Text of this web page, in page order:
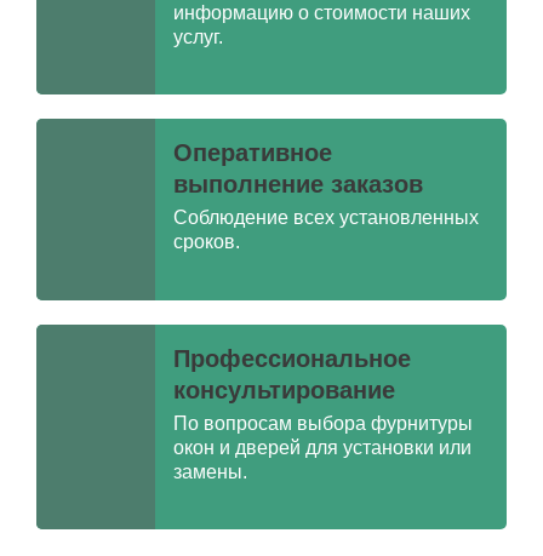
информацию о стоимости наших
услуг.
Оперативное
выполнение заказов
Соблюдение всех установленных
сроков.
Профессиональное
консультирование
По вопросам выбора фурнитуры
окон и дверей для установки или
замены.